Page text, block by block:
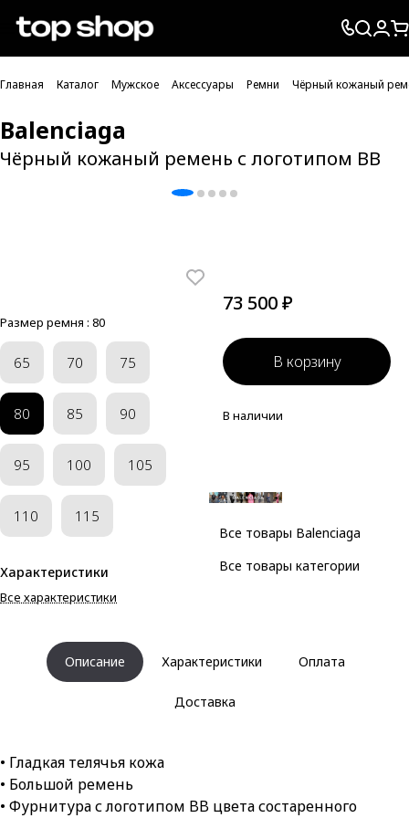
Проверка хлебных крошек
Главная Каталог Мужское Аксессуары Ремни Чёрный кожаный
Balenciaga
Чёрный кожаный ремень с логотипом BB
Размер ремня : 80
65 70 75
80 85 90
95 100 105
110 115
Характеристики
Все характеристики
73 500 ₽
В корзину
В наличии
Все товары Balenciaga
Все товары категории
Описание Характеристики Оплата
Доставка
• Гладкая телячья кожа
• Большой ремень
• Фурнитура с логотипом BB цвета состаренного